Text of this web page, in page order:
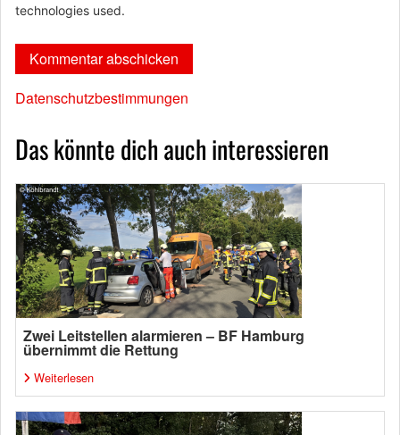
technologies used.
Datenschutzbestimmungen
Das könnte dich auch interessieren
Zwei Leitstellen alarmieren – BF Hamburg
übernimmt die Rettung
Weiterlesen